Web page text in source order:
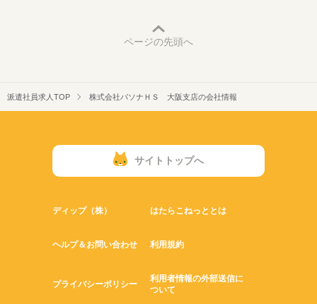
ページの先頭へ
派遣社員求人TOP 株式会社パソナＨＳ 大阪支店の会社情報
サイトトップへ
ディップ（株） はたらこねっととは
ヘルプ＆お問い合わせ 利用規約
プライバシーポリシー
利用者情報の外部送信に
ついて